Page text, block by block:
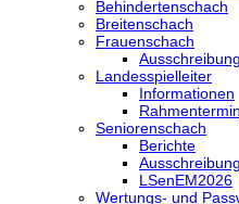
Behindertenschach
Breitenschach
Frauenschach
Landesspielleiter
Informationen
Seniorenschach
Berichte
LSenEM2026
Wertungs- und